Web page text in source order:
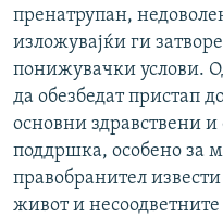
пренатрупан,
изложувајќи ги
понижувачки услови.
да обезбедат пристап
основни здравствени и
поддршка, особено за
правобранител
живот и